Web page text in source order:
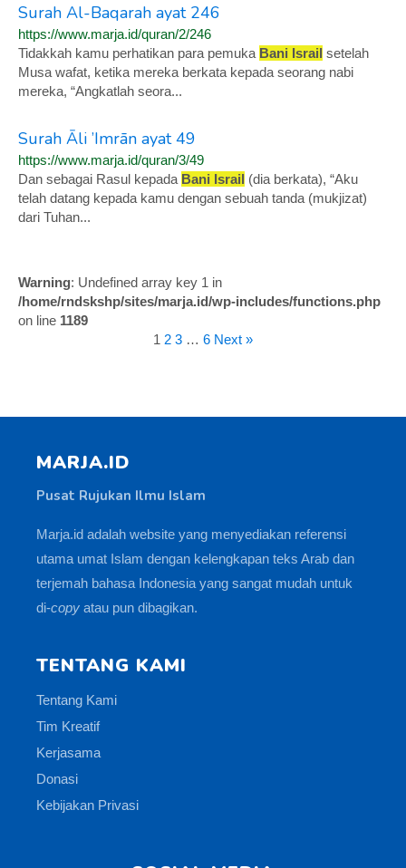
Surah Al-Baqarah ayat 246
https://www.marja.id/quran/2/246
Tidakkah kamu perhatikan para pemuka Bani Israil setelah
Musa wafat, ketika mereka berkata kepada seorang nabi
mereka, “Angkatlah seora...
Surah Āli ’Imrān ayat 49
https://www.marja.id/quran/3/49
Dan sebagai Rasul kepada Bani Israil (dia berkata), “Aku
telah datang kepada kamu dengan sebuah tanda (mukjizat)
dari Tuhan...
Warning: Undefined array key 1 in
/home/rndskshp/sites/marja.id/wp-includes/functions.php
on line 1189
1 2 3 … 6 Next »
MARJA.ID
Pusat Rujukan Ilmu Islam
Marja.id adalah website yang menyediakan referensi
utama umat Islam dengan kelengkapan teks Arab dan
terjemah bahasa Indonesia yang sangat mudah untuk
di-copy atau pun dibagikan.
TENTANG KAMI
Tentang Kami
Tim Kreatif
Kerjasama
Donasi
Kebijakan Privasi